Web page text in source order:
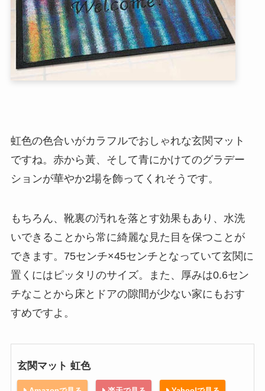
虹色の色合いがカラフルでおしゃれな玄関マット
ですね。赤から黃、そして青にかけてのグラデー
ションが華やか2場を飾ってくれそうです。
もちろん、靴裏の汚れを落とす効果もあり、水洗
いできることから常に綺麗な見た目を保つことが
できます。75センチ×45センチとなっていて玄関に
置くにはピッタリのサイズ。また、厚みは0.6セン
チなことから床とドアの隙間が少ない家にもおす
すめですよ。
玄関マット 虹色